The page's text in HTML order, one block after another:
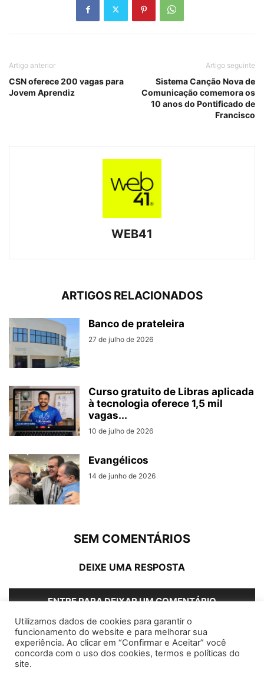
Artigo anterior
CSN oferece 200 vagas para
Jovem Aprendiz
Artigo seguinte
Sistema Canção Nova de
Comunicação comemora os
10 anos do Pontificado de
Francisco
WEB41
ARTIGOS RELACIONADOS
Banco de prateleira
27 de julho de 2026
Curso gratuito de Libras aplicada
à tecnologia oferece 1,5 mil
vagas...
10 de julho de 2026
Evangélicos
14 de junho de 2026
SEM COMENTÁRIOS
DEIXE UMA RESPOSTA
ENTRE PARA DEIXAR UM COMENTÁRIO
Home Editorias Coluna Social Grampos
Utilizamos dados de cookies para garantir o
funcionamento do website e para melhorar sua
experiência. Ao clicar em “Confirmar e Aceitar” você
concorda com o uso dos cookies, termos e políticas do
site.